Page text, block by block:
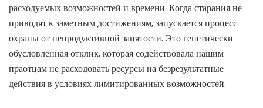
расходуемых возможностей и времени. Когда старания не
приводят к заметным достижениям, запускается процесс
охраны от непродуктивной занятости. Это генетически
обусловленная отклик, которая содействовала нашим
праотцам не расходовать ресурсы на безрезультатные
действия в условиях лимитированных возможностей.